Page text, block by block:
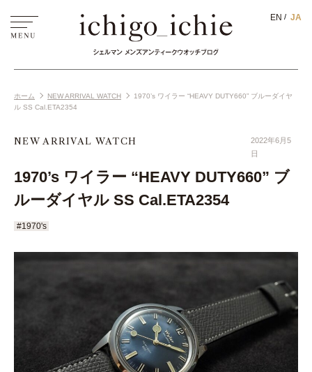
ホーム NEW ARRIVAL WATCH
1970’s ワイラー “HEAVY DUTY660” ブルーダイヤ
ル SS Cal.ETA2354
NEW ARRIVAL WATCH
2022年6月5
日
1970’s ワイラー “HEAVY DUTY660” ブ
ルーダイヤル SS Cal.ETA2354
#1970's
EN JA